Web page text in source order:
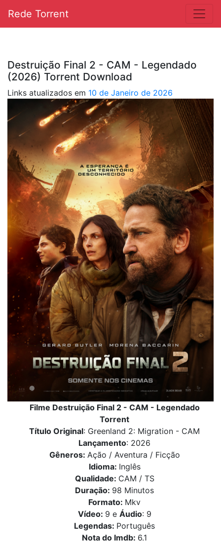
Rede Torrent
Destruição Final 2 - CAM - Legendado
(2026) Torrent Download
Links atualizados em 10 de Janeiro de 2026
Filme Destruição Final 2 - CAM - Legendado
Torrent
Título Original: Greenland 2: Migration - CAM
Lançamento: 2026
Gêneros: Ação / Aventura / Ficção
Idioma: Inglês
Qualidade: CAM / TS
Duração: 98 Minutos
Formato: Mkv
Vídeo: 9 e Áudio: 9
Legendas: Português
Nota do Imdb: 6.1